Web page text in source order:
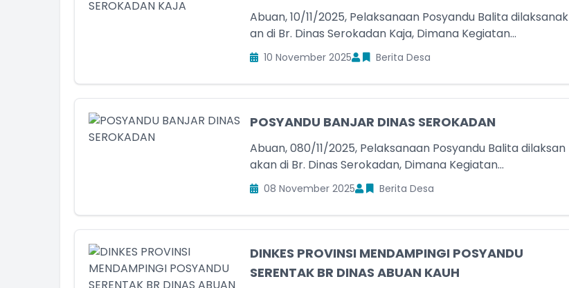
Abuan, 10/11/2025, Pelaksanaan Posyandu Balita dilaksanak
an di Br. Dinas Serokadan Kaja, Dimana Kegiatan...
10 November 2025 Berita Desa
POSYANDU BANJAR DINAS SEROKADAN
Abuan, 080/11/2025, Pelaksanaan Posyandu Balita dilaksan
akan di Br. Dinas Serokadan, Dimana Kegiatan...
08 November 2025 Berita Desa
DINKES PROVINSI MENDAMPINGI POSYANDU
SERENTAK BR DINAS ABUAN KAUH